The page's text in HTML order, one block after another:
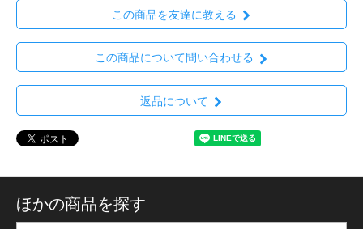
この商品を友達に教える
この商品について問い合わせる
返品について
ほかの商品を探す